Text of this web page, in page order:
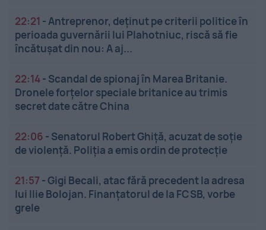
22:21 -Antreprenor, deţinut pe criterii politice în
perioada guvernării lui Plahotniuc, riscă să fie
încătuşat din nou: A aj...
22:14- Scandal de spionaj în Marea Britanie.
Dronele forțelor speciale britanice au trimis
secret date către China
22:06 - Senatorul Robert Ghiță, acuzat de soție
de violență. Poliția a emis ordin de protecție
21:57 -Gigi Becali, atac fără precedent la adresa
lui Ilie Bolojan. Finanțatorul de la FCSB, vorbe
grele